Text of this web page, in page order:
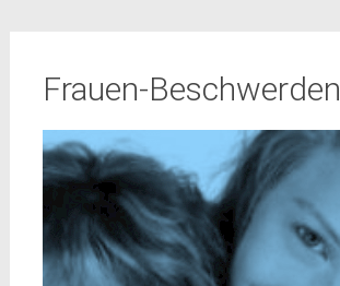
Frauen-Beschwerden